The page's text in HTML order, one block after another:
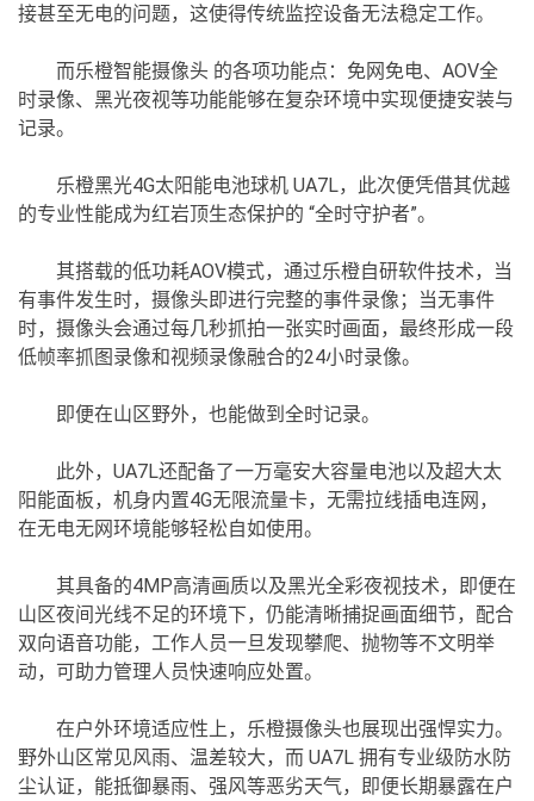
接甚至无电的问题，这使得传统监控设备无法稳定工作。
而乐橙智能摄像头 的各项功能点：免网免电、AOV全
时录像、黑光夜视等功能能够在复杂环境中实现便捷安装与
记录。
乐橙黑光4G太阳能电池球机 UA7L，此次便凭借其优越
的专业性能成为红岩顶生态保护的 “全时守护者”。
其搭载的低功耗AOV模式，通过乐橙自研软件技术，当
有事件发生时，摄像头即进行完整的事件录像；当无事件
时，摄像头会通过每几秒抓拍一张实时画面，最终形成一段
低帧率抓图录像和视频录像融合的24小时录像。
即便在山区野外，也能做到全时记录。
此外，UA7L还配备了一万毫安大容量电池以及超大太
阳能面板，机身内置4G无限流量卡，无需拉线插电连网，
在无电无网环境能够轻松自如使用。
其具备的4MP高清画质以及黑光全彩夜视技术，即便在
山区夜间光线不足的环境下，仍能清晰捕捉画面细节，配合
双向语音功能，工作人员一旦发现攀爬、抛物等不文明举
动，可助力管理人员快速响应处置。
在户外环境适应性上，乐橙摄像头也展现出强悍实力。
野外山区常见风雨、温差较大，而 UA7L 拥有专业级防水防
尘认证，能抵御暴雨、强风等恶劣天气，即便长期暴露在户